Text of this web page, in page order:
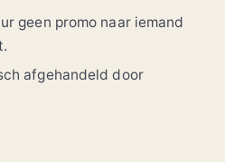
geen promo naar iemand
afgehandeld door